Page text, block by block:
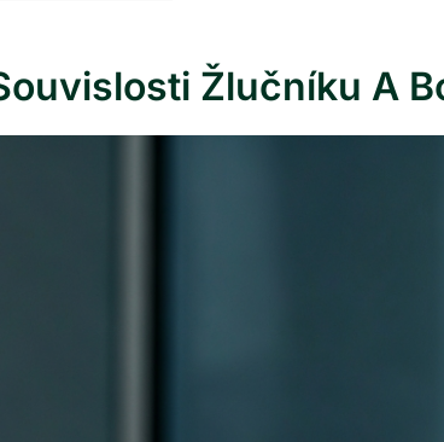
Žlučníku A